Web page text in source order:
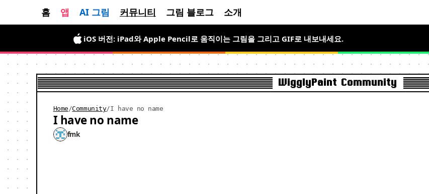
홈 앱 AI 그림 커뮤니티 그림 블로그 소개
Android 버전 출시. 기간 한정 무료로 움직이는 픽셀 아트를 그려보세요.
iOS 버전: iPad와 Apple Pencil로 움직이는 그림을 그리고 GIF로 내보내세요.
WigglyPaint Community
Home /Community/I have no name
I have no name
fmk